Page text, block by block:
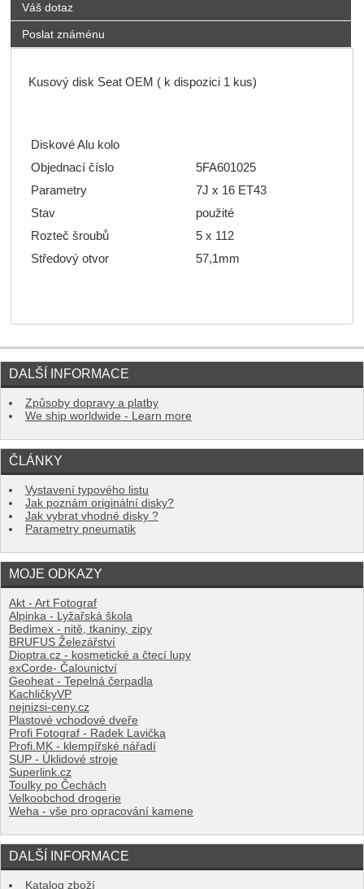
Váš dotaz
Poslat známénu
Kusový disk Seat OEM ( k dispozici 1 kus)
Diskové Alu kolo
Objednací číslo
5FA601025
Parametry
7J x 16 ET43
Stav
použité
Rozteč šroubů
5 x 112
Středový otvor
57,1mm
DALŠÍ INFORMACE
Způsoby dopravy a platby
We ship worldwide - Learn more
ČLÁNKY
Vystavení typového listu
Jak poznám originální disky?
Jak vybrat vhodné disky ?
Parametry pneumatik
MOJE ODKAZY
Akt - Art Fotograf
Alpinka - Lyžařská škola
Bedimex - nitě, tkaniny, zipy
BRUFUS Železářství
Dioptra.cz - kosmetické a čtecí lupy
exCorde- Čalounictví
Geoheat - Tepelná čerpadla
KachličkyVP
nejnizsi-ceny.cz
Plastové vchodové dveře
Profi Fotograf - Radek Lavička
Profi.MK - klempířské nářadí
SUP - Úklidové stroje
Superlink.cz
Toulky po Čechách
Velkoobchod drogerie
Weha - vše pro opracování kamene
DALŠÍ INFORMACE
Katalog zboží